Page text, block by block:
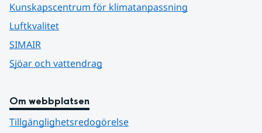
Kunskapscentrum för klimatanpassning
Luftkvalitet
SIMAIR
Sjöar och vattendrag
Om webbplatsen
Tillgänglighetsredogörelse